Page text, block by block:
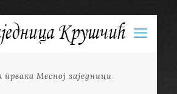
првака Месној заједници